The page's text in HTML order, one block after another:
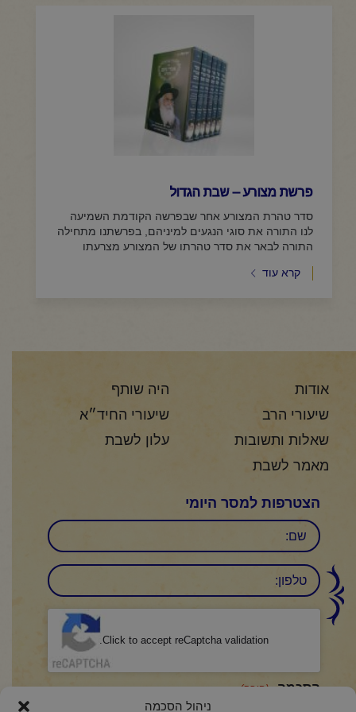
ניהול הסכמה
פרשת מצורע – שבת הגדול
סדר טהרת המצורע אחר שבפרשה הקודמת השמיעה
לנו התורה את סוגי הנגעים למיניהם, בפרשתנו מתחילה
התורה לבאר את סדר טהרתו של המצורע מצרעתו
קרא עוד
אודות
היה שותף
שיעורי הרב
שיעורי החיד״א
שאלות ותשובות
עלון לשבת
מאמר לשבת
הצטרפות למסר היומי
שם
טלפון:
Click to accept reCaptcha validation.
הסכמה (חובה)